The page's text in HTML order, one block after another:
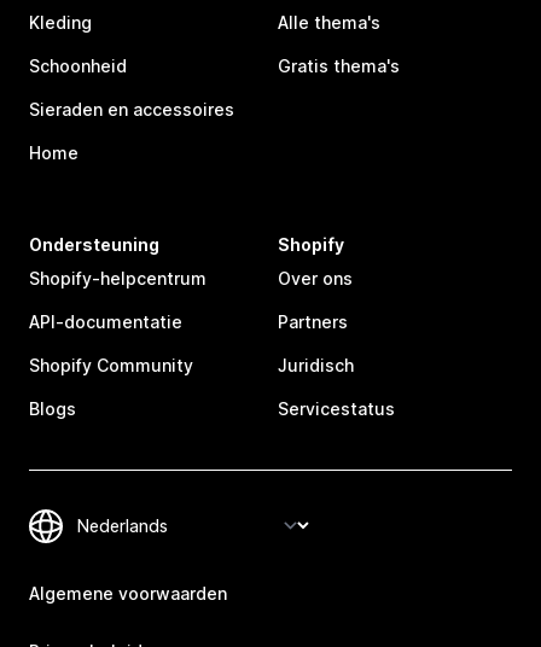
Kleding
Schoonheid
Sieraden en accessoires
Home
Alle thema's
Gratis thema's
Ondersteuning
Shopify-helpcentrum
API-documentatie
Shopify Community
Blogs
Shopify
Over ons
Partners
Juridisch
Servicestatus
Algemene voorwaarden